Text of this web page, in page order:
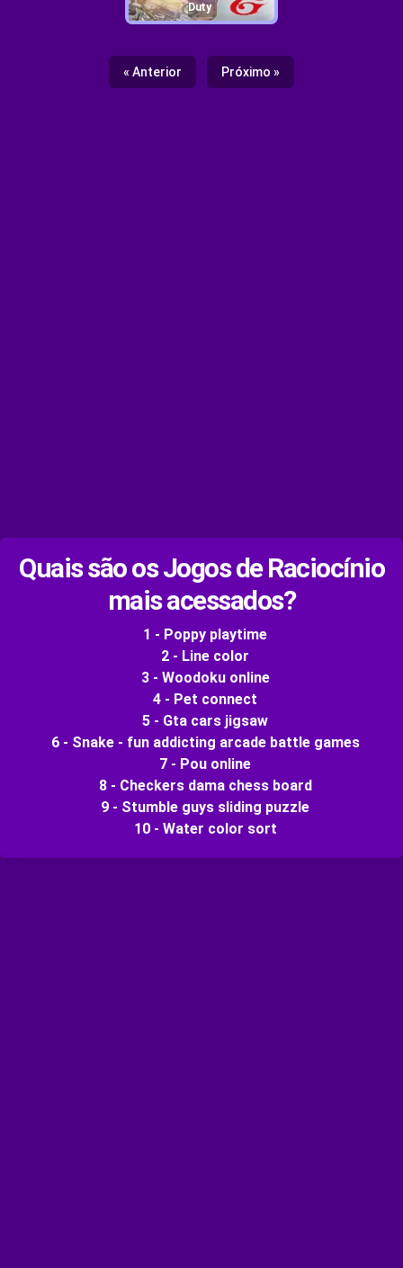
Duty
« Anterior Próximo »
Quais são os Jogos de Raciocínio
mais acessados?
1 - Poppy playtime
2 - Line color
3 - Woodoku online
4 - Pet connect
5 - Gta cars jigsaw
6 - Snake - fun addicting arcade battle games
7 - Pou online
8 - Checkers dama chess board
9 - Stumble guys sliding puzzle
10 - Water color sort